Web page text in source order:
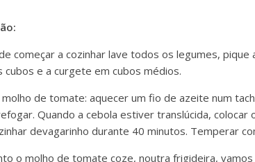
começar a cozinhar lave todos os legumes,
cubos e a curgete em cubos médios.
de tomate: aquecer um fio de azeite num
Quando a cebola estiver translúcida,
devagarinho durante 40 minutos. Temperar
o molho de tomate coze, noutra frigideira,